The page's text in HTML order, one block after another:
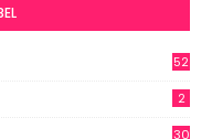
52
2
30